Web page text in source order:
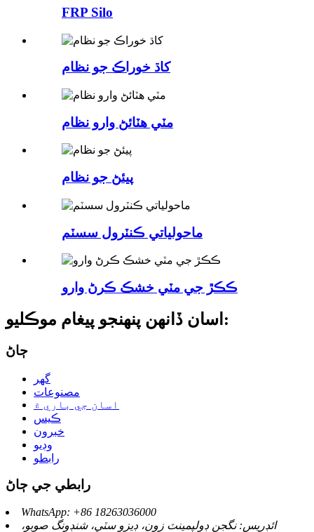
FRP Silo
کاڌ خوراڪ جو نظام
مٽي هٽائڻ وارو نظام
پيئڻ جو نظام
ماحولياتي ڪنٽرول سسٽم
ڪڪڙ جي مٽي خشڪ ڪرڻ وارو
اسان ڏانهن پنهنجو پيغام موڪليو:
ڄاڻ
گهر
مصنوعات
اسان جي باري ۾
ڪيس
خبرون
وڊيو
رابطو
رابطي جي ڄاڻ
WhatsApp: +86 18263036000
ائڊريس: نگجن ڊولپمينٽ زون، ڊيزو سٽي، شنڊونگ صوبو،